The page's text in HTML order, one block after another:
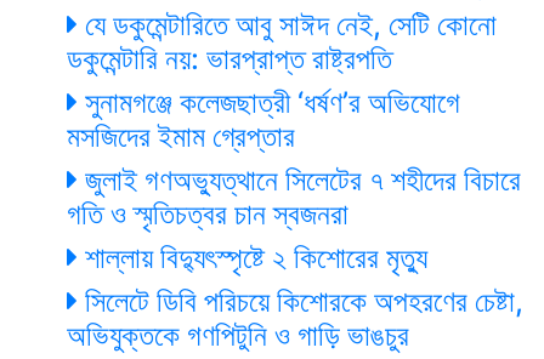
যে ডকুমেন্টারিতে আবু সাঈদ নেই, সেটি কোনো
ডকুমেন্টারি নয়: ভারপ্রাপ্ত রাষ্ট্রপতি
সুনামগঞ্জে কলেজছাত্রী ‘ধর্ষণ’র অভিযোগে
মসজিদের ইমাম গ্রেপ্তার
জুলাই গণঅভ্যুত্থানে সিলেটের ৭ শহীদের বিচারে
গতি ও স্মৃতিচত্বর চান স্বজনরা
শাল্লায় বিদ্যুৎস্পৃষ্টে ২ কিশোরের মৃত্যু
সিলেটে ডিবি পরিচয়ে কিশোরকে অপহরণের চেষ্টা,
অভিযুক্তকে গণপিটুনি ও গাড়ি ভাঙচুর